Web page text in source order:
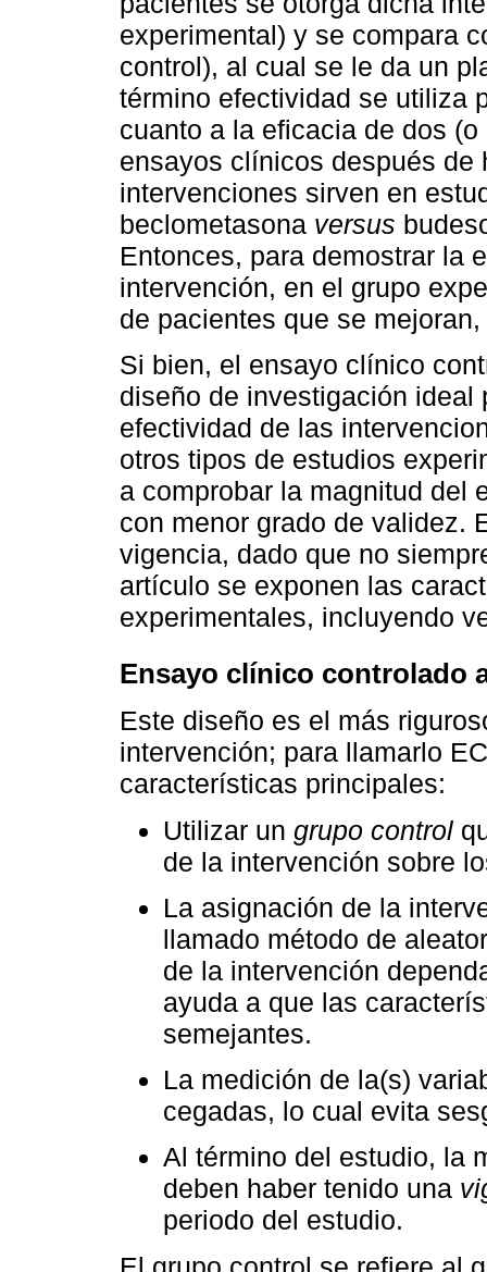
experimental) y se compara
control), al cual se le da un
término efectividad se utiliza
cuanto a la eficacia de dos
ensayos clínicos después de
intervenciones sirven en
beclometasona versus
Entonces, para demostrar la
intervención, en el grupo
de pacientes que se
Si bien, el ensayo clínico
diseño de investigación
efectividad de las
otros tipos de estudios
a comprobar la magnitud del
con menor grado de validez.
vigencia, dado que no
artículo se exponen las
experimentales, incluyendo
Ensayo clínico controlado
Este diseño es el más
intervención; para llamarlo
características principales:
Utilizar un grupo control
de la intervención sobre
La asignación de la
llamado método de
de la intervención
ayuda a que las
semejantes.
La medición de la(s)
cegadas, lo cual evita
Al término del estudio, la
deben haber tenido una
periodo del estudio.